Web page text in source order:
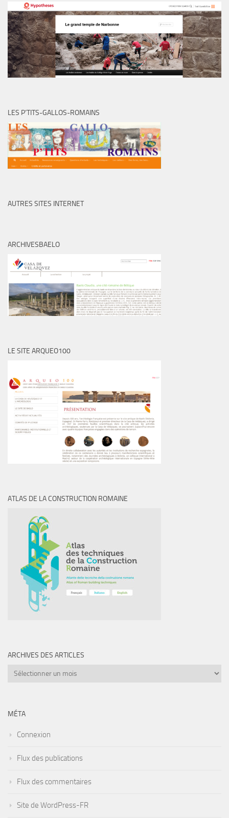
LES P’TITS-GALLOS-ROMAINS
AUTRES SITES INTERNET
ARCHIVESBAELO
LE SITE ARQUEO100
ATLAS DE LA CONSTRUCTION ROMAINE
ARCHIVES DES ARTICLES
Archives
MÉTA
Connexion
Flux des publications
Flux des commentaires
Site de WordPress-FR